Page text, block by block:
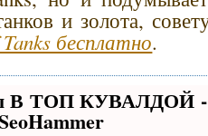
и золота,
бесплатно.
В ТОП КУВАЛДОЙ -